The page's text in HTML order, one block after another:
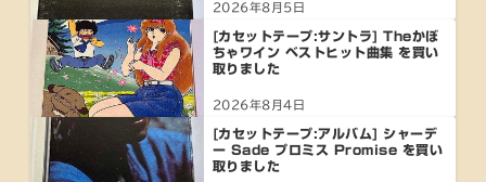
2026年8月5日
[カセットテープ:サントラ] Theかぼ
ちゃワイン ベストヒット曲集 を買い
取りました
2026年8月4日
[カセットテープ:アルバム] シャーデ
ー Sade プロミス Promise を買い
取りました